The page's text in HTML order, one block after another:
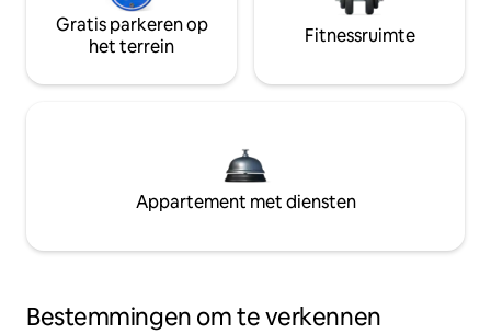
Gratis parkeren op
het terrein
Fitnessruimte
Appartement met diensten
Bestemmingen om te verkennen